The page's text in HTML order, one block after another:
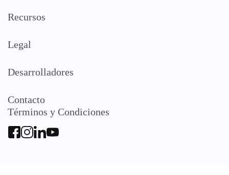
Recursos
Legal
Desarrolladores
Contacto
Términos y Condiciones